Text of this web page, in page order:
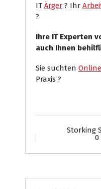
IT Ärger ? Ihr
?
Ihre IT Experten
auch Ihnen
Sie suchten
Praxis ?
Storking
0